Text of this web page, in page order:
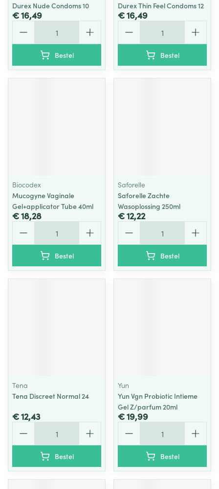
Durex Nude Condoms 10
€ 16,49
Bestel
Durex Thin Feel Condoms 12
€ 16,49
Bestel
Biocodex
Mucogyne Vaginale
Gel+applicator Tube 40ml
€ 18,28
Bestel
Saforelle
Saforelle Zachte
Wasoplossing 250ml
€ 12,22
Bestel
Tena
Tena Discreet Normal 24
€ 12,43
Bestel
Yun
Yun Vgn Probiotic Intieme
Gel Z/parfum 20ml
€ 19,99
Bestel